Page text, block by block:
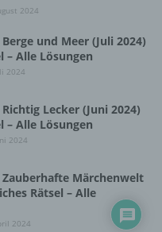
2024
und Meer (Juli 2024)
– Alle Lösungen
2024
Lecker (Juni 2024)
– Alle Lösungen
2024
Märchenwelt
Rätsel – Alle
2024
das
ist die
mit dem Ziel, ihre